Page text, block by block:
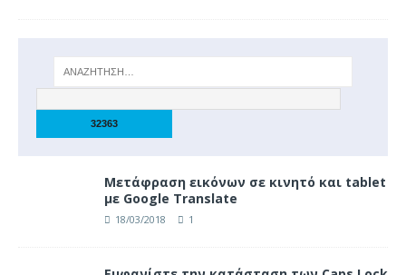
Μετάφραση εικόνων σε κινητό και tablet
με Google Translate
18/03/2018 1